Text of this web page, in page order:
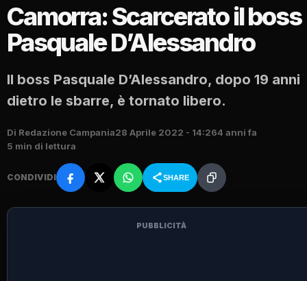
Camorra: Scarcerato il boss
Pasquale D’Alessandro
Il boss Pasquale D’Alessandro, dopo 19 anni
dietro le sbarre, è tornato libero.
Di Redazione Campania28 Aprile 2022 - 14:264 anni fa
5 min di lettura
CONDIVIDI SHARE
PUBBLICITÀ